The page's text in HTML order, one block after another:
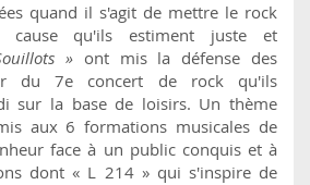
quand il s'agit de mettre le rock
cause qu'ils estiment juste et
» ont mis la défense des
du 7e concert de rock qu'ils
sur la base de loisirs. Un thème
aux 6 formations musicales de
face à un public conquis et à
dont « L 214 » qui s'inspire de